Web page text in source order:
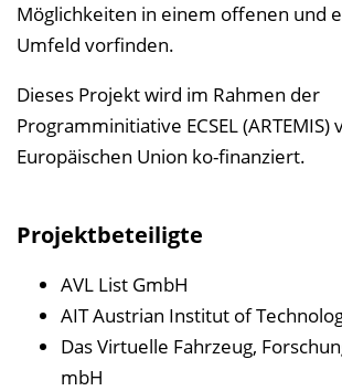
Möglichkeiten in einem offenen und
Umfeld vorfinden.
Dieses Projekt wird im Rahmen der
Programminitiative ECSEL (ARTEMIS)
Europäischen Union ko-finanziert.
Projektbeteiligte
AVL List GmbH
AIT Austrian Institut of
Das Virtuelle Fahrzeug,
mbH